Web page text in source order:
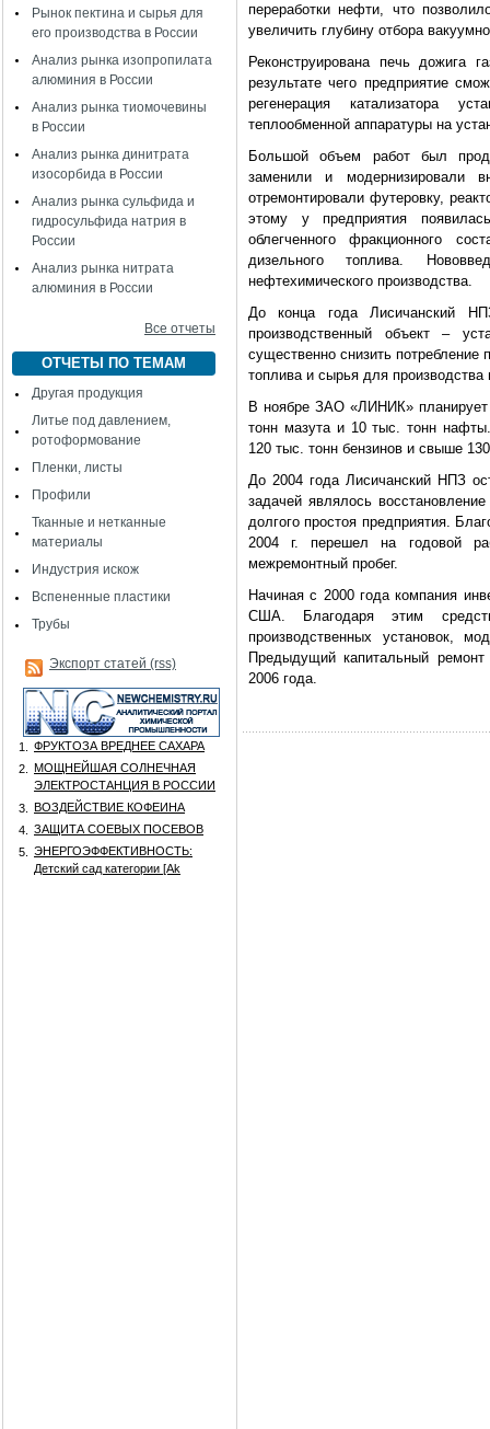
Рынок пектина и сырья для
его производства в России
Анализ рынка изопропилата
алюминия в России
Анализ рынка тиомочевины
в России
Анализ рынка динитрата
изосорбида в России
Анализ рынка сульфида и
гидросульфида натрия в
России
Анализ рынка нитрата
алюминия в России
Все отчеты
ОТЧЕТЫ ПО ТЕМАМ
Другая продукция
Литье под давлением,
ротоформование
Пленки, листы
Профили
Тканные и нетканные
материалы
Индустрия искож
Вспененные пластики
Трубы
Экспорт статей (rss)
1.
ФРУКТОЗА ВРЕДНЕЕ САХАРА
2.
МОЩНЕЙШАЯ СОЛНЕЧНАЯ
ЭЛЕКТРОСТАНЦИЯ В РОССИИ
3.
ВОЗДЕЙСТВИЕ КОФЕИНА
4.
ЗАЩИТА СОЕВЫХ ПОСЕВОВ
5.
ЭНЕРГОЭФФЕКТИВНОСТЬ:
Детский сад категории [Аk
переработки нефти, что
увеличить глубину отбора
Реконструирована печь дожига
результате чего предприятие
регенерация катализатора
теплообменной аппаратуры на
Большой объем работ был
заменили и модернизировали
отремонтировали футеровку,
этому у предприятия
облегченного фракционного
дизельного топлива.
нефтехимического производства.
До конца года Лисичанский
производственный объект –
существенно снизить потребление
топлива и сырья для производства
В ноябре ЗАО «ЛИНИК» планирует
тонн мазута и 10 тыс. тонн
120 тыс. тонн бензинов и свыше
До 2004 года Лисичанский НПЗ
задачей являлось
долгого простоя предприятия.
2004 г. перешел на годовой
межремонтный пробег.
Начиная с 2000 года компания
США. Благодаря этим
производственных установок,
Предыдущий капитальный
2006 года.